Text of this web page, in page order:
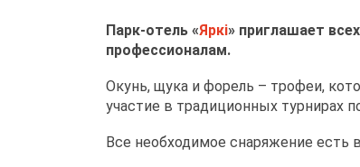
Парк-отель «Яркi» приглашает
профессионалам.
Окунь, щука и форель – трофеи,
участие в традиционных турнирах
Все необходимое снаряжение есть